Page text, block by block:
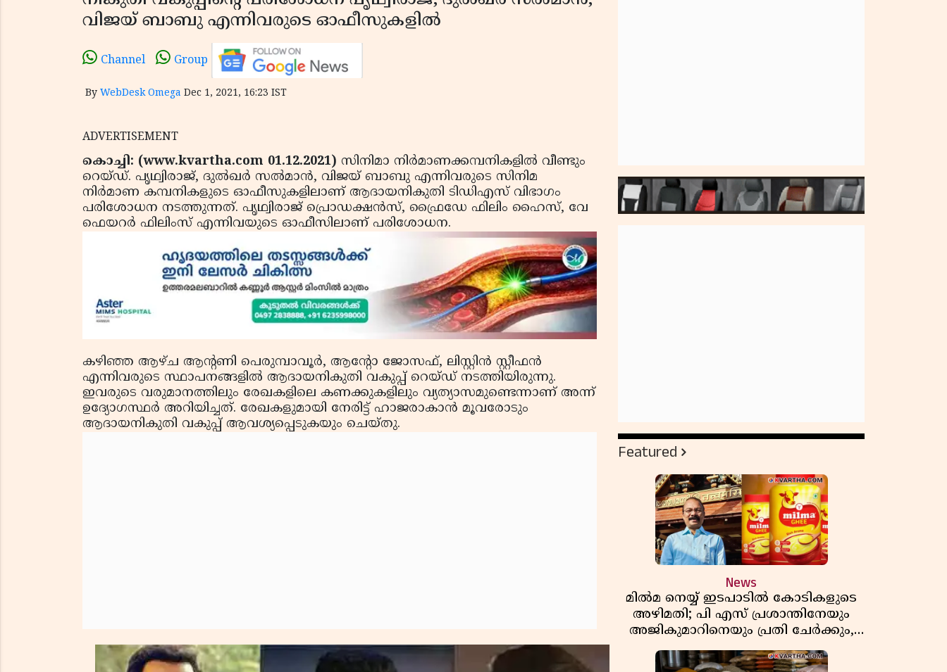
വിജയ് ബാബു എന്നിവരുടെ ഓഫീസുകളില്‍
Channel Group
By WebDesk Omega Dec 1, 2021, 16:23 IST
ADVERTISEMENT
കൊച്ചി: (www.kvartha.com 01.12.2021) സിനിമാ നിര്‍മാണക്കമ്പനികളില്‍ വീണ്ടും
റെയ്ഡ്. പൃഥ്വിരാജ്, ദുല്‍ഖര്‍ സല്‍മാന്‍, വിജയ് ബാബു എന്നിവരുടെ സിനിമ
നിര്‍മാണ കമ്പനികളുടെ ഓഫീസുകളിലാണ് ആദായനികുതി ടിഡിഎസ് വിഭാഗം
പരിശോധന നടത്തുന്നത്. പൃഥ്വിരാജ് പ്രൊഡക്ഷന്‍സ്, ഫ്രൈഡേ ഫിലിം ഹൈസ്, വേ
ഫെയറര്‍ ഫിലിംസ് എന്നിവയുടെ ഓഫീസിലാണ് പരിശോധന.
കഴിഞ്ഞ ആഴ്ച ആന്റണി പെരുമ്പാവൂര്‍, ആന്റോ ജോസഫ്, ലിസ്റ്റിന്‍ സ്റ്റീഫന്‍
എന്നിവരുടെ സ്ഥാപനങ്ങളില്‍ ആദായനികുതി വകുപ്പ് റെയ്ഡ് നടത്തിയിരുന്നു.
ഇവരുടെ വരുമാനത്തിലും രേഖകളിലെ കണക്കുകളിലും വ്യത്യാസമുണ്ടെന്നാണ് അന്ന്
ഉദ്യോഗസ്ഥര്‍ അറിയിച്ചത്. രേഖകളുമായി നേരിട്ട് ഹാജരാകാന്‍ മൂവരോടും
ആദായനികുതി വകുപ്പ് ആവശ്യപ്പെടുകയും ചെയ്തു.
Featured
News
മിൽമ നെയ്യ് ഇടപാടിൽ കോടികളുടെ
അഴിമതി; പി എസ് പ്രശാന്തിനേയും
അജികുമാറിനെയും പ്രതി ചേർക്കും,
അന്വേഷണത്തിന് അഞ്ചംഗ
വിജിലൻസ് സംഘം